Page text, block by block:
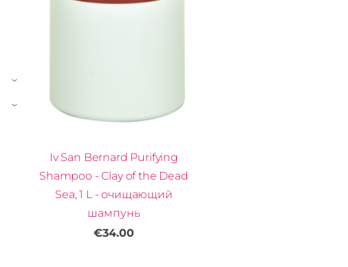
›
›
Iv San Bernard Purifying
Shampoo - Clay of the Dead
Sea, 1 L - очищающий
шампунь
€34.00